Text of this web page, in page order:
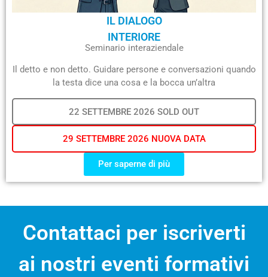
IL DIALOGO
INTERIORE
Seminario interaziendale
Il detto e non detto. Guidare persone e conversazioni quando
la testa dice una cosa e la bocca un’altra
22 SETTEMBRE 2026 SOLD OUT
29 SETTEMBRE 2026 NUOVA DATA
Per saperne di più
Contattaci per iscriverti
ai nostri eventi formativi